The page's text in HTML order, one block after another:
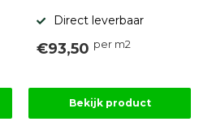
Direct leverbaar
€93,50 per m2
Bekijk product